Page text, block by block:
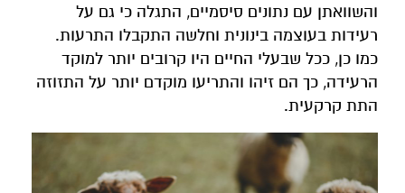
והשוואתן עם נתונים סיסמיים, התגלה כי גם על
רעידות בעוצמה בינונית וחלשה התקבלו התרעות.
כמו כן, ככל שבעלי החיים היו קרובים יותר למוקד
הרעידה, כך הם זיהו והתריעו מוקדם יותר על התזוזה
התת קרקעית.